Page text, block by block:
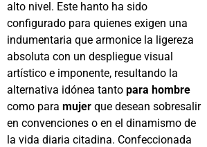
alto nivel. Este hanto ha sido
configurado para quienes exigen una
indumentaria que armonice la ligereza
absoluta con un despliegue visual
artístico e imponente, resultando la
alternativa idónea tanto para hombre
como para mujer que desean sobresalir
en convenciones o en el dinamismo de
la vida diaria citadina. Confeccionada